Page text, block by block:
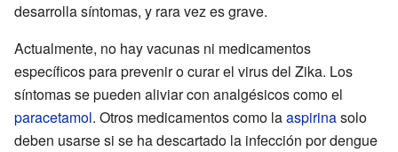
desarrolla síntomas, y rara vez es grave.
Actualmente, no hay vacunas ni medicamentos
específicos para prevenir o curar el virus del Zika. Los
síntomas se pueden aliviar con analgésicos como el
paracetamol. Otros medicamentos como laaspirinasolo
deben usarse si se ha descartado la infección por dengue